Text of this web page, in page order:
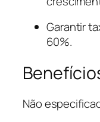
Garantir
60%.
Não